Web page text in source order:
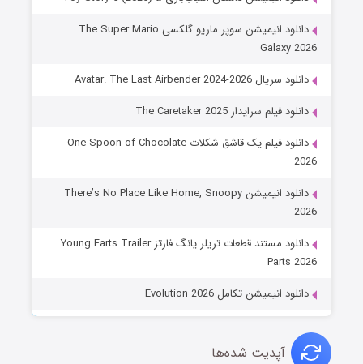
دانلود انیمیشن سوپر ماریو گلکسی The Super Mario
Galaxy 2026
دانلود سریال Avatar: The Last Airbender 2024-2026
دانلود فیلم سرایدار The Caretaker 2025
دانلود فیلم یک قاشق شکلات One Spoon of Chocolate
2026
دانلود انیمیشن There’s No Place Like Home, Snoopy
2026
دانلود مستند قطعات تریلر یانگ فارتز Young Farts Trailer
Parts 2026
دانلود انیمیشن تکامل Evolution 2026
آپدیت شده‌ها